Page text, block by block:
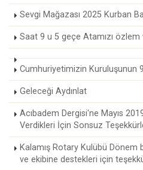
Sevgi Mağazası 2025 Kurban
Saat 9 u 5 geçe Atamızı özlem
Cumhuriyetimizin Kuruluşunun
Geleceği Aydınlat
Acıbadem Dergisi'ne Mayıs
Verdikleri İçin Sonsuz
Kalamış Rotary Kulübü Dönem
ve ekibine destekleri için